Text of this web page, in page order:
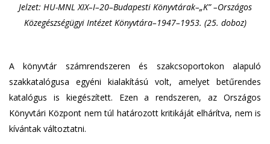
Jelzet: HU-MNL XIX–I–20–Budapesti Könyvtárak–„K” –Országos
Közegészségügyi Intézet Könyvtára–1947–1953. (25. doboz)
A könyvtár számrendszeren és szakcsoportokon alapuló
szakkatalógusa egyéni kialakítású volt, amelyet betűrendes
katalógus is kiegészített. Ezen a rendszeren, az Országos
Könyvtári Központ nem túl határozott kritikáját elhárítva, nem is
kívántak változtatni.